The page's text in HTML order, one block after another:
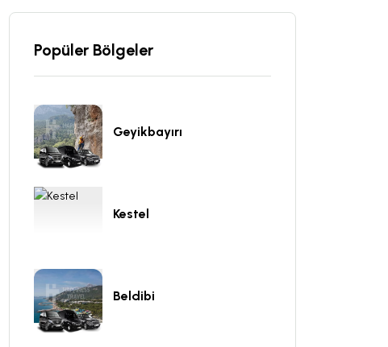
Popüler Bölgeler
Geyikbayırı
Kestel
Beldibi